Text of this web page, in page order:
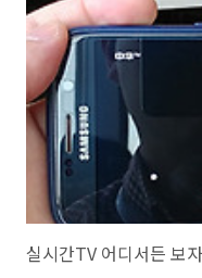
입니다. 물론 미래에는 입체
사람들이 올린 VR 360 영상
Solo 드론 인데요. 원래는 여
실시간TV 어디서든 보